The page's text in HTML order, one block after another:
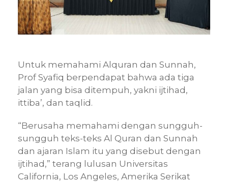
Untuk memahami Alquran dan Sunnah,
Prof Syafiq berpendapat bahwa ada tiga
jalan yang bisa ditempuh, yakni ijtihad,
ittiba’, dan taqlid.
“Berusaha memahami dengan sungguh-
sungguh teks-teks Al Quran dan Sunnah
dan ajaran Islam itu yang disebut dengan
ijtihad,” terang lulusan Universitas
California, Los Angeles, Amerika Serikat